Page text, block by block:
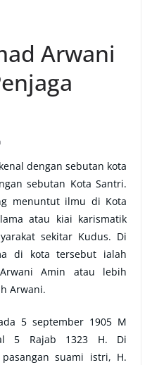
Arwani
dengan sebutan kota
sebutan Kota Santri.
menuntut ilmu di Kota
atau kiai karismatik
sekitar Kudus. Di
di kota tersebut ialah
Amin atau lebih
Arwani.
5 september 1905 M
5 Rajab 1323 H. Di
suami istri, H.